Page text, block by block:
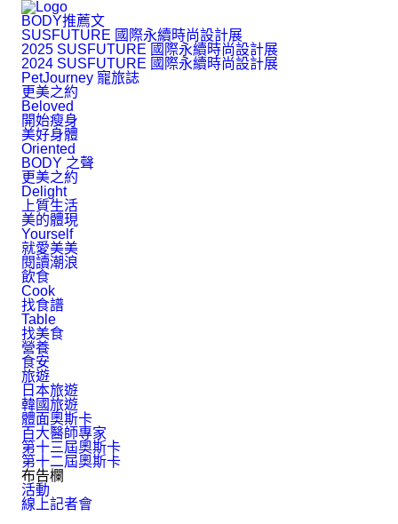
BODY推薦文
SUSFUTURE 國際永續時尚設計展
2025 SUSFUTURE 國際永續時尚設計展
2024 SUSFUTURE 國際永續時尚設計展
PetJourney 寵旅誌
更美之約
Beloved
開始瘦身
美好身體
Oriented
BODY 之聲
更美之約
Delight
上質生活
美的體現
Yourself
就愛美美
閱讀潮浪
飲食
Cook
找食譜
Table
找美食
營養
食安
旅遊
日本旅遊
韓國旅遊
體面奧斯卡
百大醫師專家
第十三屆奧斯卡
第十二屆奧斯卡
布告欄
活動
線上記者會